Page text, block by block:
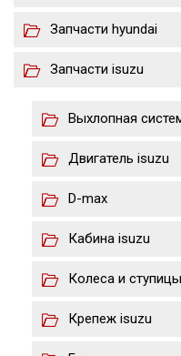
Запчасти hyundai
Запчасти isuzu
Выхлопная
Двигатель isuzu
D-max
Кабина isuzu
Колеса и
Крепеж isuzu